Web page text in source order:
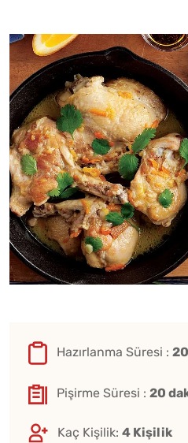
Hazırlanma Süresi :
Pişirme Süresi : 20
Kaç Kişilik: 4 Kişilik